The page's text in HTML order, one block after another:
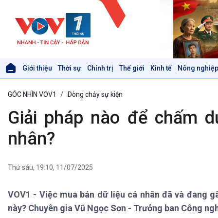
Giới thiệu Thời sự Chính trị Thế giới Kinh tế Nông
Thời sự 6h
Thời sự 12h
Thời sự 18h
Xã hội
Tin Đời sống & Xã hội
Khoa học & Công nghệ
Tin Khoa học & Công nghệ
GÓC NHÌN VOV1 Dòng chảy sự kiện
Giải pháp nào để chấm
nhân?
Thứ sáu, 19:10, 11/07/2025
VOV1 - Việc mua bán dữ liệu cá nhân đã và đang
này? Chuyên gia Vũ Ngọc Sơn - Trưởng ban Công